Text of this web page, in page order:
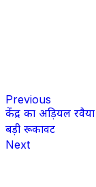
Previous
केंद्र का अड़ियल
बड़ी रूकावट
Next